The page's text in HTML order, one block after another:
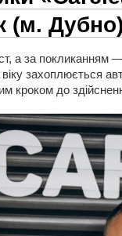
(м. Дубно)
а за
віку захоплюється
кроком до